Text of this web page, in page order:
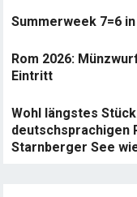
Summerweek 7=6
Rom 2026:
Eintritt
Wohl längstes
deutschsprachigen
Starnberger See